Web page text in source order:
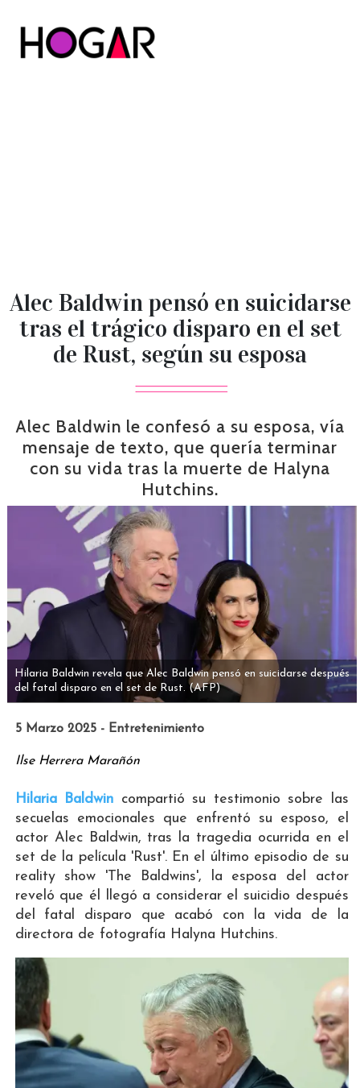
Alec Baldwin pensó en suicidarse
tras el trágico disparo en el set
de Rust, según su esposa
Alec Baldwin le confesó a su esposa, vía
mensaje de texto, que quería terminar
con su vida tras la muerte de Halyna
Hutchins.
Hilaria Baldwin revela que Alec Baldwin pensó en suicidarse después
del fatal disparo en el set de Rust. (AFP)
5 Marzo 2025 - Entretenimiento
Ilse Herrera Marañón
Hilaria Baldwin compartió su testimonio sobre las
secuelas emocionales que enfrentó su esposo, el
actor Alec Baldwin, tras la tragedia ocurrida en el
set de la película 'Rust'. En el último episodio de su
reality show 'The Baldwins', la esposa del actor
reveló que él llegó a considerar el suicidio después
del fatal disparo que acabó con la vida de la
directora de fotografía Halyna Hutchins.